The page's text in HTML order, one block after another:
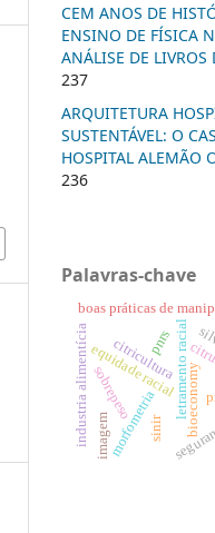
CEM ANOS DE
ENSINO DE FÍSICA
ANÁLISE DE LIVROS
237
ARQUITETURA
SUSTENTÁVEL: O
HOSPITAL ALEMÃO
236
Palavras-chave
equidade racialletramento racial
boas práticas de
citricultura
morfometria
sobrepeso
industria alimentícia bioeconomy
pnrs
sinir
imagem